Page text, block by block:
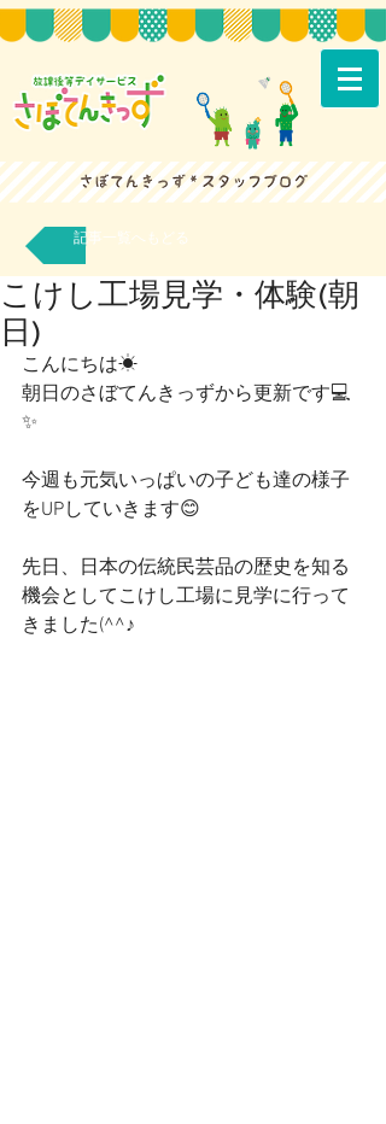
記事一覧へもどる
こけし工場見学・体験(朝
日)
こんにちは☀
朝日のさぼてんきっずから更新です💻
✨
今週も元気いっぱいの子ども達の様子
をUPしていきます😊
先日、日本の伝統民芸品の歴史を知る
機会としてこけし工場に見学に行って
きました(^^♪